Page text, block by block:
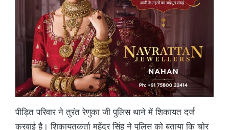
पीड़ित परिवार ने तुरंत रेणुका जी पुलिस थाने में शिकायत दर्ज
करवाई है। शिकायतकर्ता महेंद्र सिंह ने पुलिस को बताया कि चोर